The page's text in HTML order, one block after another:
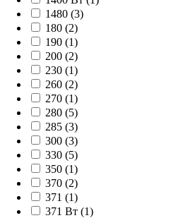
1480 (3)
180 (2)
190 (1)
200 (2)
230 (1)
260 (2)
270 (1)
280 (5)
285 (3)
300 (3)
330 (5)
350 (1)
370 (2)
371 (1)
371 Вт (1)